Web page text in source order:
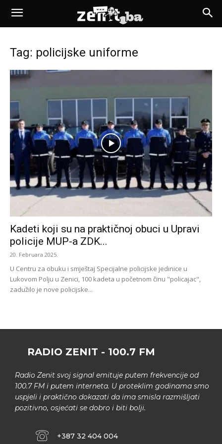
Tag: policijske uniforme
Kadeti koji su na praktičnoj obuci u Upravi
policije MUP-a ZDK...
20. Februara 2025.
U Centru za obuku i smještaj Specijalne policijske jedinice u
Lukovom Polju u Zenici, 100 kadeta u početnom činu "policajac",
zadužilo je nove policijske...
RADIO ZENIT - 100.7 FM
Radio Zenit svoj signal emituje putem frekvencije od
100.7 FM i putem interneta. U proteklim godinama smo
uspjeli i praktično dokazati da ima smisla razmišljati
pozitivno, osjećati se dobro i biti bolji.
+387 32 404 004